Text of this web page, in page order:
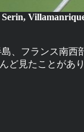
Serin,
島、フランス南
ど見たことがあ